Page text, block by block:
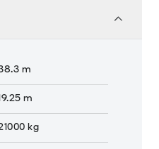
m
m
kg